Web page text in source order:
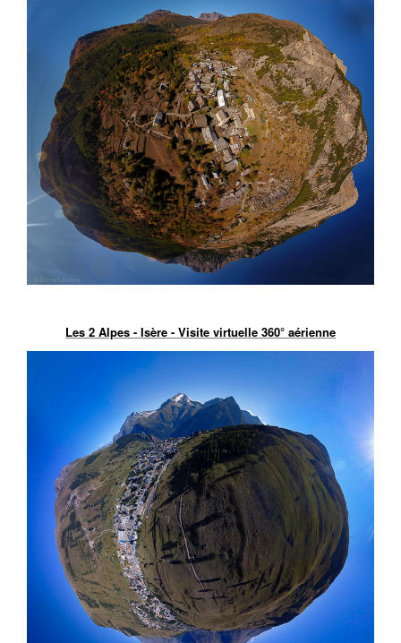
Les 2 Alpes - Isère - Visite virtuelle 360° aérienne